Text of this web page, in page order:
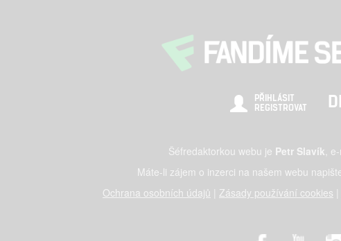
PŘIHLÁSIT
REGISTROVAT
Šéfredaktorkou webu je Petr Slavík,
Máte-li zájem o inzerci na našem webu
Ochrana osobních údajů
Zásady používání cookies